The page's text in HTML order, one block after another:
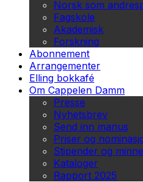
Norsk som
Fagskole
Akademisk
Forskning
Abonnement
Arrangementer
Elling bokkafé
Om Cappelen Damm
Presse
Nyhetsbrev
Send inn manus
Priser og
Stipender og
Kataloger
Rapport 2025